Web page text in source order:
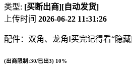
类型: [买断出商][自动发货]
上传时间 2026-06-22 11:31:26
配件：双角、龙角‖买完记得看“隐
(出商限制:30/已出3) 10%